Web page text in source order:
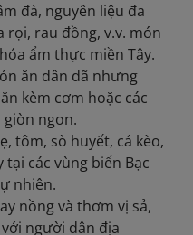
đà, nguyên liệu đa
rọi, rau đồng, v.v. món
ẩm thực miền Tây.
ăn dân dã nhưng
kèm cơm hoặc các
giòn ngon.
tôm, sò huyết, cá kèo,
các vùng biển Bạc
nhiên.
nồng và thơm vị sả,
người dân địa